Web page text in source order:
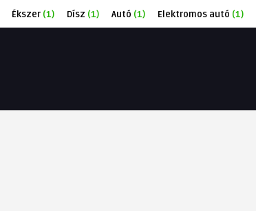
Ékszer (1) Dísz (1) Autó (1) Elektromos autó (1)